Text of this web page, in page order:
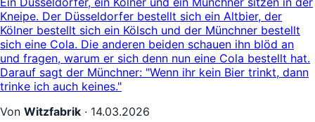
Kneipe. Der Düsseldorfer bestellt sich ein Altbier, der
Kölner bestellt sich ein Kölsch und der Münchner bestellt
sich eine Cola. Die anderen beiden schauen ihn blöd an
und fragen, warum er sich denn nun eine Cola bestellt hat.
Darauf sagt der Münchner: "Wenn ihr kein Bier trinkt, dann
trinke ich auch keines."
Von Witzfabrik · 14.03.2026